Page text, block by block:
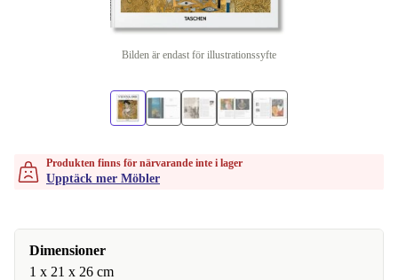
Bilden är endast för illustrationssyfte
Produkten finns för närvarande inte i lager
Upptäck mer Möbler
Dimensioner
1 x 21 x 26 cm